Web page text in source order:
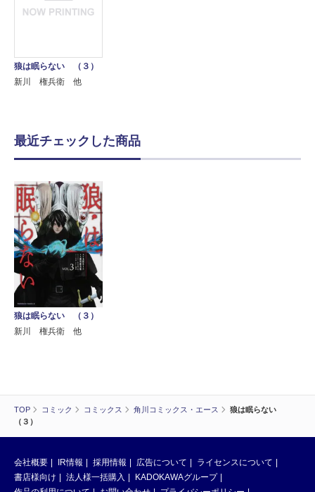
TOP コミック コミックス 角川コミックス・エース
狼は眠らない
（３）
狼は眠らない （３）
新川 権兵衛 他
最近チェックした商品
狼は眠らない （３）
新川 権兵衛 他
会社概要 IR情報 採用情報 広告について
ライセンスについて
書店様向け
法人様一括購入
KADOKAWAグループ